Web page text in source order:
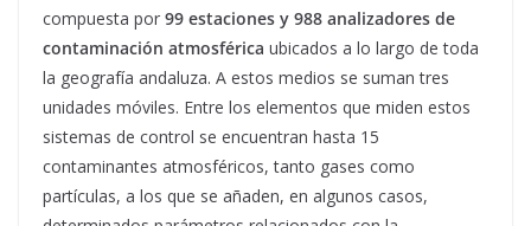
compuesta por 99 estaciones y 988 analizadores de
contaminación atmosférica ubicados a lo largo de toda
la geografía andaluza. A estos medios se suman tres
unidades móviles. Entre los elementos que miden estos
sistemas de control se encuentran hasta 15
contaminantes atmosféricos, tanto gases como
partículas, a los que se añaden, en algunos casos,